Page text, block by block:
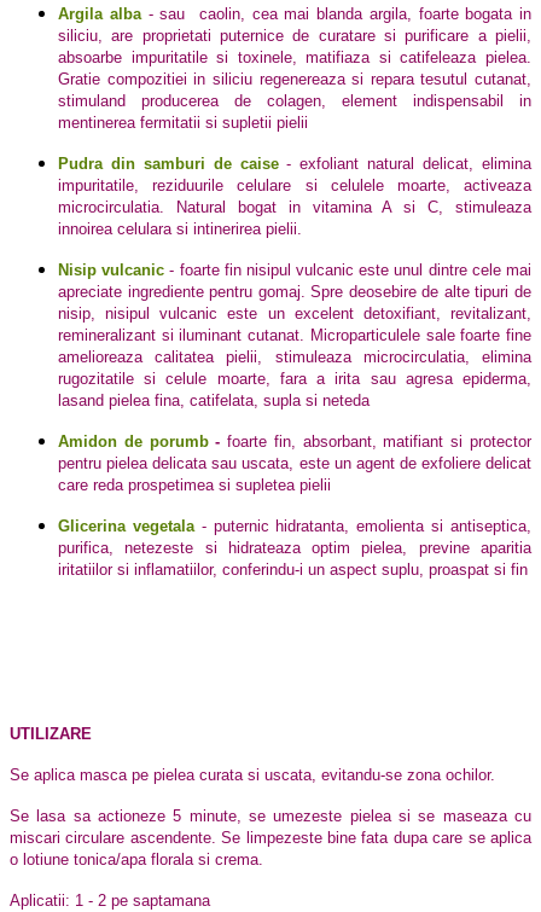
Argila alba- sau
caolin, cea mai blanda argila, foarte bogata in
siliciu, are proprietati puternice de curatare si purificare a pielii,
absoarbe impuritatile si toxinele, matifiaza si catifeleaza pielea.
Gratie compozitiei in siliciu regenereaza si repara tesutul cutanat,
stimuland producerea de colagen, element indispensabil in
mentinerea fermitatii si supletii pielii
Pudra din samburi de caise- exfoliant natural delicat, elimina
impuritatile, reziduurile celulare si celulele moarte, activeaza
microcirculatia. Natural bogat in vitamina A si C, stimuleaza
innoirea celulara si intinerirea pielii.
Nisip vulcanic - foarte fin nisipul vulcanic este unul dintre cele mai
apreciate ingrediente pentru gomaj. Spre deosebire de alte tipuri de
nisip, nisipul vulcanic este un excelent detoxifiant, revitalizant,
remineralizant si iluminant cutanat. Microparticulele sale foarte fine
amelioreaza calitatea pielii, stimuleaza microcirculatia, elimina
rugozitatile si celule moarte, fara a irita sau agresa epiderma,
lasand pielea fina, catifelata, supla si neteda
Amidon de porumb-foarte fin, absorbant, matifiant si protector
pentru pielea delicata sau uscata, este un agent de exfoliere delicat
care reda prospetimea si supletea pielii
Glicerina vegetala- puternic hidratanta, emolienta si antiseptica,
purifica, netezeste si hidrateaza optim pielea, previne aparitia
iritatiilor si inflamatiilor, conferindu-i un aspect suplu, proaspat si fin
UTILIZARE
Se aplica masca pe pielea curata si uscata, evitandu-se zona ochilor.
Se lasa sa actioneze 5 minute, se umezeste pielea si se maseaza cu
miscari circulare ascendente. Se limpezeste bine fata dupa care se aplica
o lotiune tonica/apa florala si crema.
Aplicatii: 1 - 2 pe saptamana